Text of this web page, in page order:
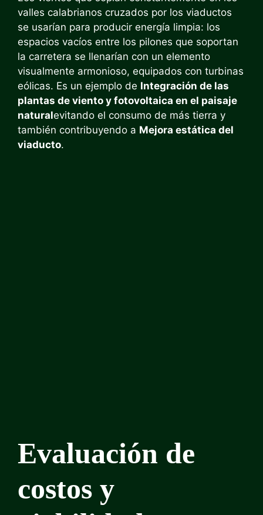
valles calabrianos cruzados por los viaductos
se usarían para producir energía limpia: los
espacios vacíos entre los pilones que soportan
la carretera se llenarían con un elemento
visualmente armonioso, equipados con turbinas
eólicas. Es un ejemplo de Integración de las
plantas de viento y fotovoltaica en el paisaje
naturalevitando el consumo de más tierra y
también contribuyendo a Mejora estática del
viaducto.
Evaluación de
costos y